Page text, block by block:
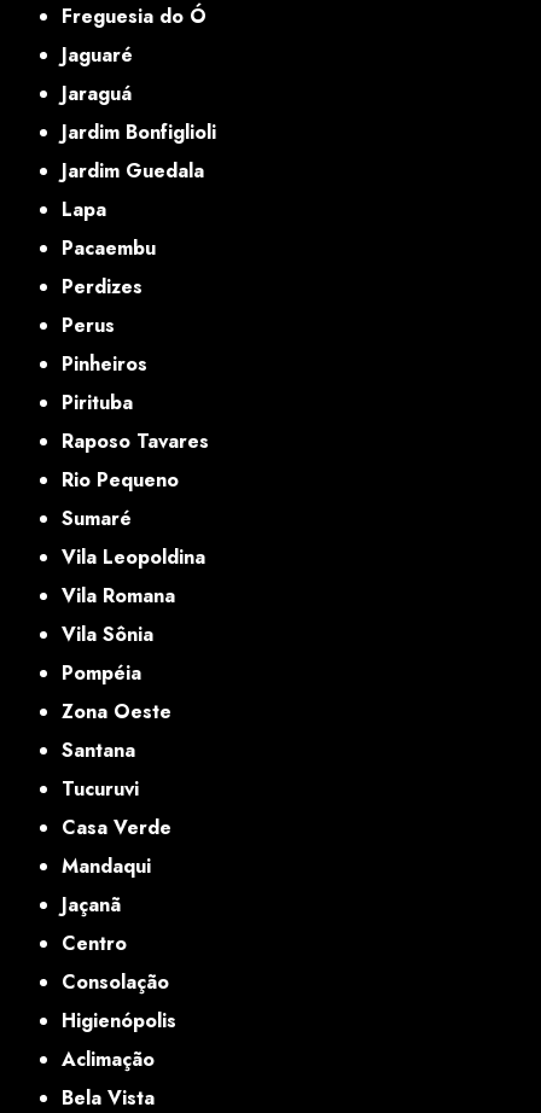
Freguesia do Ó
Jaguaré
Jaraguá
Jardim Bonfiglioli
Jardim Guedala
Lapa
Pacaembu
Perdizes
Perus
Pinheiros
Pirituba
Raposo Tavares
Rio Pequeno
Sumaré
Vila Leopoldina
Vila Romana
Vila Sônia
Pompéia
Zona Oeste
Santana
Tucuruvi
Casa Verde
Mandaqui
Jaçanã
Centro
Consolação
Higienópolis
Aclimação
Bela Vista